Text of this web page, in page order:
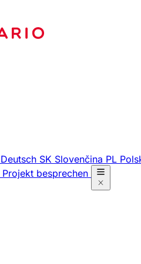
Deutsch SK Slovenčina PL
Projekt besprechen